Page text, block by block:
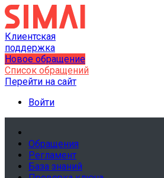
Клиентская
поддержка
Новое обращение
Список обращений
Перейти на сайт
Войти
Обращения
Регламент
База знаний